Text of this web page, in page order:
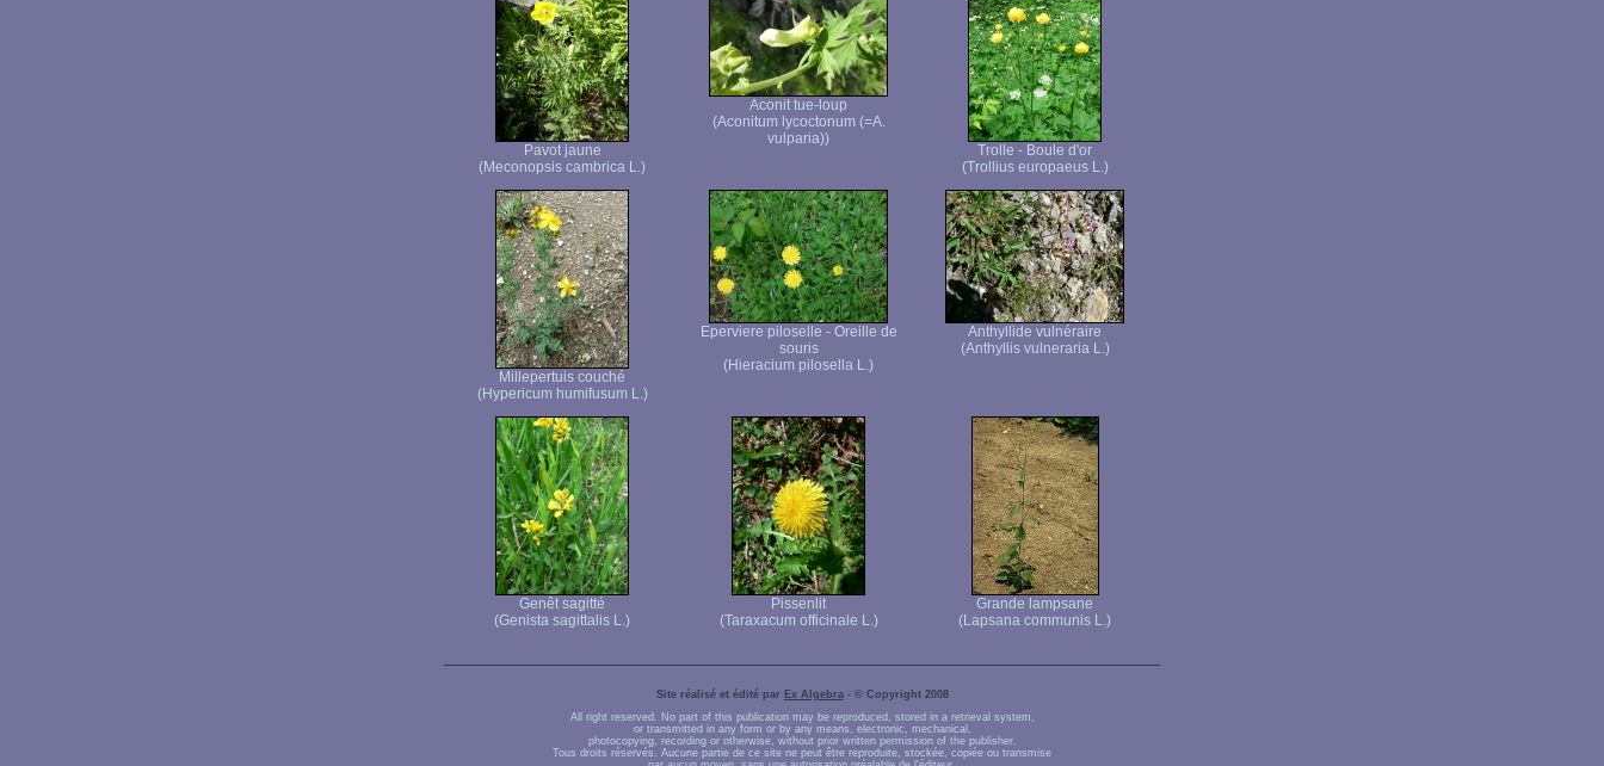
Pavot jaune
(Meconopsis cambrica L.)
Aconit tue-loup
(Aconitum lycoctonum (=A.
vulparia))
Trolle - Boule d'or
(Trollius europaeus L.)
Millepertuis couché
(Hypericum humifusum L.)
Eperviere piloselle - Oreille de
souris
(Hieracium pilosella L.)
Anthyllide vulnéraire
(Anthyllis vulneraria L.)
Genêt sagitté
(Genista sagittalis L.)
Pissenlit
(Taraxacum officinale L.)
Grande lampsane
(Lapsana communis L.)
Site réalisé et édité par Ex Algebra- © Copyright 2008
All right reserved. No part of this publication may be reproduced, stored in a retrieval system,
or transmitted in any form or by any means, electronic, mechanical,
photocopying, recording or otherwise, without prior written permission of the publisher.
Tous droits réservés. Aucune partie de ce site ne peut être reproduite, stockée, copiée ou transmise